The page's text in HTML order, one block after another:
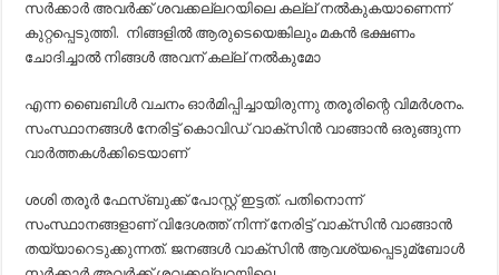
സര്‍ക്കാര്‍ അവര്‍ക്ക് ശവക്കല്ലറയിലെ കല്ല് നല്‍കുകയാണെന്ന്
കുറ്റപ്പെടുത്തി. നിങ്ങളില്‍ ആരുടെയെങ്കിലും മകന്‍ ഭക്ഷണം
ചോദിച്ചാല്‍ നിങ്ങള്‍ അവന് കല്ല് നല്‍കുമോ
എന്ന ബൈബിള്‍ വചനം ഓര്‍മിപ്പിച്ചായിരുന്നു തരൂരിന്റെ വിമര്‍ശനം.
സംസ്ഥാനങ്ങള്‍ നേരിട്ട് കൊവിഡ് വാക്‌സിന്‍ വാങ്ങാന്‍ ഒരുങ്ങുന്ന
വാര്‍ത്തകള്‍ക്കിടെയാണ്
ശശി തരൂര്‍ ഫേസ്ബുക്ക് പോസ്റ്റ് ഇട്ടത്. പതിനൊന്ന്
സംസ്ഥാനങ്ങളാണ് വിദേശത്ത് നിന്ന് നേരിട്ട് വാക്‌സിന്‍ വാങ്ങാന്‍
തയ്യാറെടുക്കുന്നത്. ജനങ്ങള്‍ വാക്‌സിന്‍ ആവശ്യപ്പെടുമ്ബോള്‍